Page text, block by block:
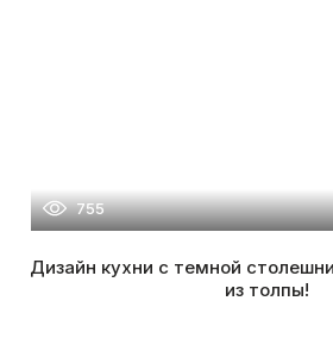
755
Дизайн кухни с темной
из толпы!